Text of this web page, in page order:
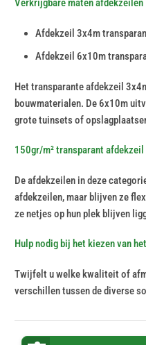
Verkrijgbare maten
Afdekzeil 3x4m
Afdekzeil 6x10m
Het transparante afdekzeil
bouwmaterialen. De 6x10m
grote tuinsets of
150gr/m² transparant afdekzeil
De afdekzeilen in deze
afdekzeilen, maar blijven ze
ze netjes op hun plek blijven
Hulp nodig bij het kiezen van
Twijfelt u welke kwaliteit of
verschillen tussen de diverse